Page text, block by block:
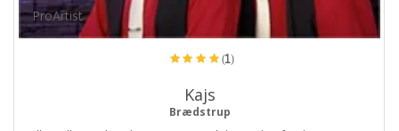
ProArtist
(1)
Kajs
Brædstrup